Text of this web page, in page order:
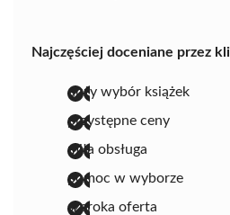
Najczęściej doceniane przez
duży wybór książek
przystępne ceny
miła obsługa
pomoc w wyborze
szeroka oferta